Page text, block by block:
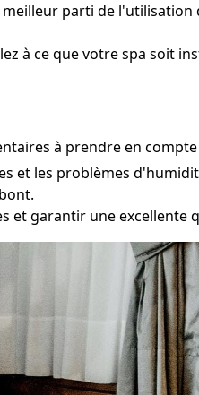
parti de
à ce que votre spa soit
à prendre en compte
et les problèmes
et garantir une excellente